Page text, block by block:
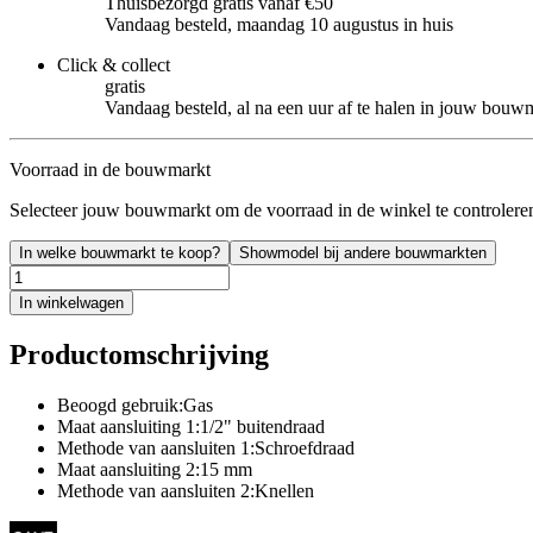
Vandaag besteld, maandag 10 augustus in huis
Click & collect
gratis
Vandaag besteld, al na een uur af te halen in jouw
Voorraad in de bouwmarkt
Selecteer jouw bouwmarkt om de voorraad in de winkel te
In welke bouwmarkt te koop? Showmodel bij andere bouwmarkten
In winkelwagen
Productomschrijving
Beoogd gebruik:Gas
Maat aansluiting 1:1/2" buitendraad
Methode van aansluiten 1:Schroefdraad
Maat aansluiting 2:15 mm
Methode van aansluiten 2:Knellen